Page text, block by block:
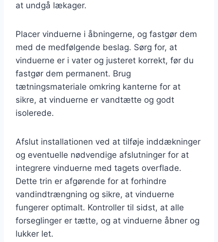
at undgå lækager.
Placer vinduerne i åbningerne, og fastgør dem
med de medfølgende beslag. Sørg for, at
vinduerne er i vater og justeret korrekt, før du
fastgør dem permanent. Brug
tætningsmateriale omkring kanterne for at
sikre, at vinduerne er vandtætte og godt
isolerede.
Afslut installationen ved at tilføje inddækninger
og eventuelle nødvendige afslutninger for at
integrere vinduerne med tagets overflade.
Dette trin er afgørende for at forhindre
vandindtrængning og sikre, at vinduerne
fungerer optimalt. Kontroller til sidst, at alle
forseglinger er tætte, og at vinduerne åbner og
lukker let.